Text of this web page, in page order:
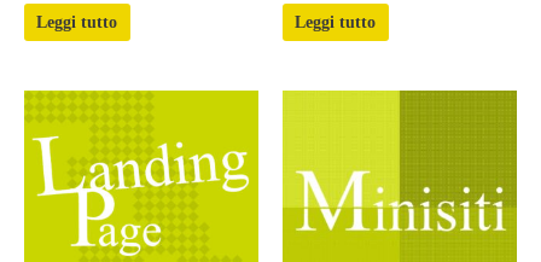
su
5
Leggi tutto
su
5
Leggi tutto